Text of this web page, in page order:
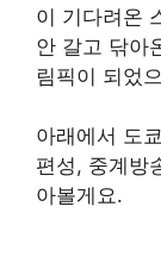
이 기다려온
안 갈고 닦아
림픽이 되었
아래에서 도
편성, 중계방
아볼게요.